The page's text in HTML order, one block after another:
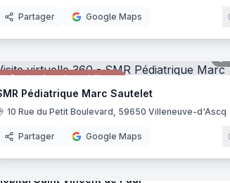
Partager Google Maps
Centre de soins médicaux
Pédiatrique Marc Sautelet
10 Rue du Petit Boulevard, 59650 Villeneuve-d'Ascq
Partager Google Maps
Saint Vincent de Paul